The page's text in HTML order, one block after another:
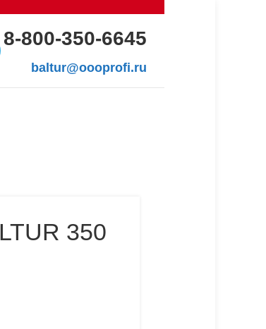
8-800-350-6645
baltur@oooprofi.ru
350